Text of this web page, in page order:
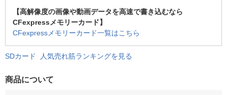
【高解像度の画像や動画データを高速で書き込むなら
CFexpressメモリーカード】
CFexpressメモリーカード一覧はこちら
SDカード 人気売れ筋ランキングを見る
商品について